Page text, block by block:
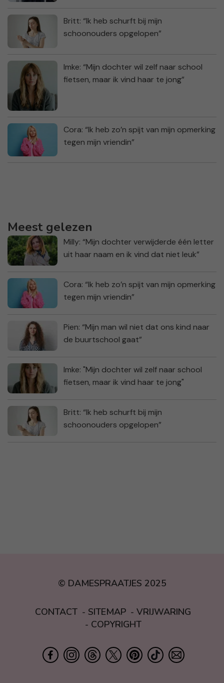
Britt: “Ik heb schurft bij mijn
schoonouders opgelopen”
Imke: “Mijn dochter wil zelf naar school
fietsen, maar ik vind haar te jong”
Cora: “Ik heb zo’n spijt van mijn opmerking
tegen mijn vriendin”
Meest gelezen
Milly: “Mijn dochter verwijderde één letter
uit haar naam en ik vind dat niet leuk”
Cora: “Ik heb zo’n spijt van mijn opmerking
tegen mijn vriendin”
Pien: “Mijn man wil niet dat ons kind naar
de buurtschool gaat”
Imke: "Mijn dochter wil zelf naar school
fietsen, maar ik vind haar te jong"
Britt: “Ik heb schurft bij mijn
schoonouders opgelopen”
© DAMESPRAATJES 2025
CONTACT SITEMAP
VRIJWARING
COPYRIGHT